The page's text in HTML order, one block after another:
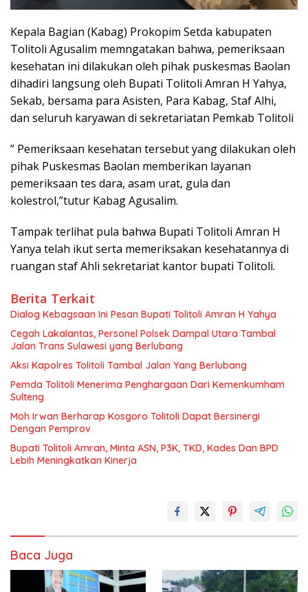
Kepala Bagian (Kabag) Prokopim Setda kabupaten
Tolitoli Agusalim memngatakan bahwa, pemeriksaan
kesehatan ini dilakukan oleh pihak puskesmas Baolan
dihadiri langsung oleh Bupati Tolitoli Amran H Yahya,
Sekab, bersama para Asisten, Para Kabag, Staf Alhi,
dan seluruh karyawan di sekretariatan Pemkab Tolitoli
” Pemeriksaan kesehatan tersebut yang dilakukan oleh
pihak Puskesmas Baolan memberikan layanan
pemeriksaan tes dara, asam urat, gula dan
kolestrol,”tutur Kabag Agusalim.
Tampak terlihat pula bahwa Bupati Tolitoli Amran H
Yanya telah ikut serta memeriksakan kesehatannya di
ruangan staf Ahli sekretariat kantor bupati Tolitoli.
Berita Terkait
Dialog Kebagsaan Ini Pesan Bupati Tolitoli Amran H Yahya
Cegah Lakalantas, Personel Polsek Dampal Utara Tambal
Jalan Trans Sulawesi yang Berlubang
Aksi Kapolres Tolitoli Tambal Jalan Yang Berlubang
Pemda Tolitoli Menerima Penghargaan Dari Kemenkumham
Sulteng
Moh Irwan Berharap Kosgoro Tolitoli Dapat Bersinergi
Dengan Pemprov
Bupati Tolitoli Amran, Minta ASN, P3K, TKD, Kades Dan BPD
Lebih Meningkatkan Kinerja
Baca Juga